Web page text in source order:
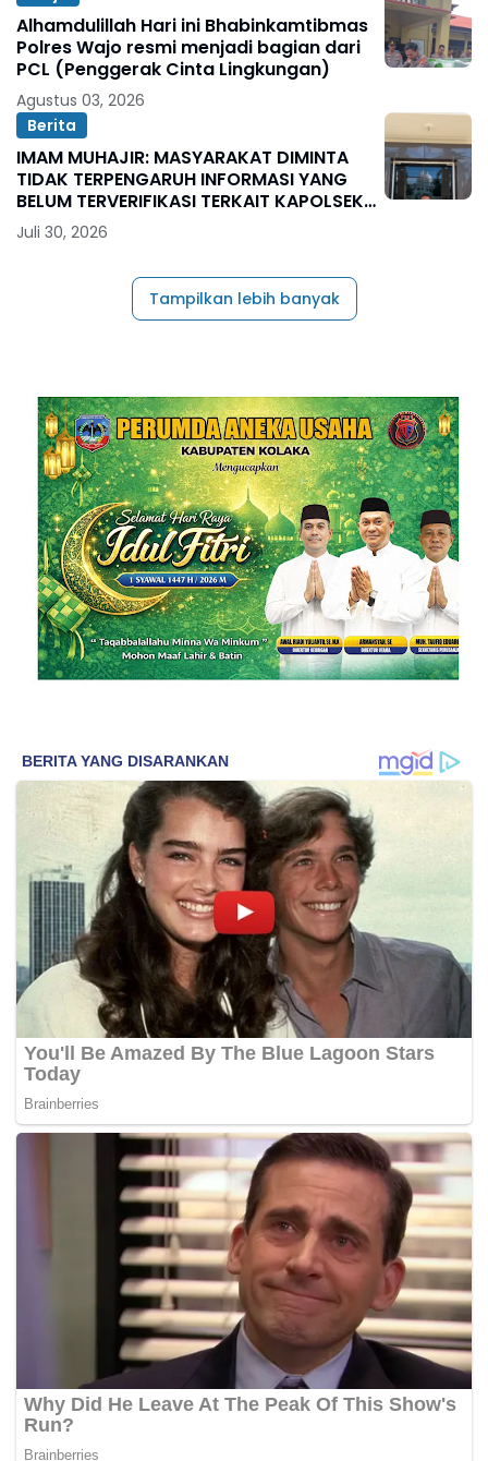
Alhamdulillah Hari ini Bhabinkamtibmas
Polres Wajo resmi menjadi bagian dari
PCL (Penggerak Cinta Lingkungan)
Agustus 03, 2026
Berita
IMAM MUHAJIR: MASYARAKAT DIMINTA
TIDAK TERPENGARUH INFORMASI YANG
BELUM TERVERIFIKASI TERKAIT KAPOLSEK
BOLO
Juli 30, 2026
Tampilkan lebih banyak